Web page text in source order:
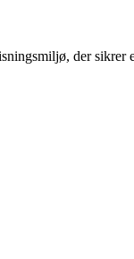
der sikrer